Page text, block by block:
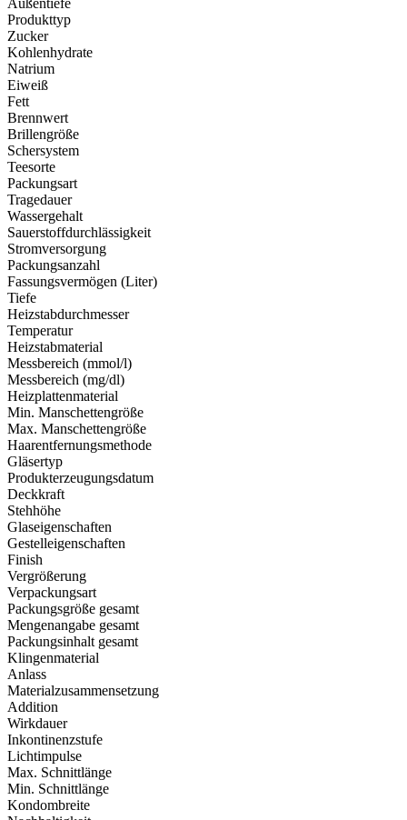
Produkttyp
Zucker
Kohlenhydrate
Natrium
Eiweiß
Fett
Brennwert
Brillengröße
Schersystem
Teesorte
Packungsart
Tragedauer
Wassergehalt
Sauerstoffdurchlässigkeit
Stromversorgung
Packungsanzahl
Fassungsvermögen (Liter)
Tiefe
Heizstabdurchmesser
Temperatur
Heizstabmaterial
Messbereich (mmol/l)
Messbereich (mg/dl)
Heizplattenmaterial
Min. Manschettengröße
Max. Manschettengröße
Haarentfernungsmethode
Gläsertyp
Produkterzeugungsdatum
Deckkraft
Stehhöhe
Glaseigenschaften
Gestelleigenschaften
Finish
Vergrößerung
Verpackungsart
Packungsgröße gesamt
Mengenangabe gesamt
Packungsinhalt gesamt
Klingenmaterial
Anlass
Materialzusammensetzung
Addition
Wirkdauer
Inkontinenzstufe
Lichtimpulse
Max. Schnittlänge
Min. Schnittlänge
Kondombreite